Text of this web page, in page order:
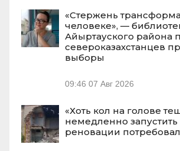
«Стержень
человеке», —
Айыртауского района
североказахстанцев
выборы
09:46 07 Авг 2026
«Хоть кол на голове
немедленно
реновации